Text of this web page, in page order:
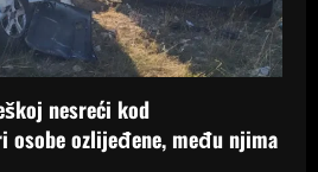
nesreći kod
osobe ozlijeđene, među njima